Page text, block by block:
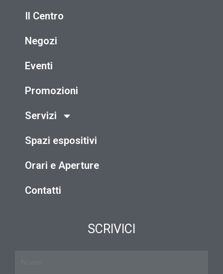
Il Centro
Negozi
Eventi
Promozioni
Servizi
Spazi espositivi
Orari e Aperture
Contatti
SCRIVICI